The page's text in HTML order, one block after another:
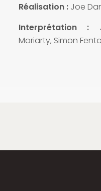
Réalisation :Joe
Interprétation :
Moriarty, Simon